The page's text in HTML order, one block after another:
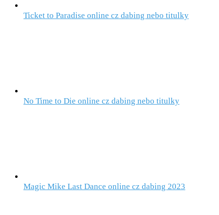
Ticket to Paradise online cz dabing nebo titulky
No Time to Die online cz dabing nebo titulky
Magic Mike Last Dance online cz dabing 2023